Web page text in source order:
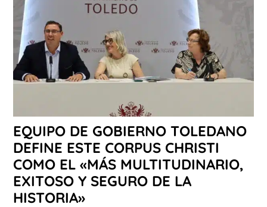
EQUIPO DE GOBIERNO TOLEDANO
DEFINE ESTE CORPUS CHRISTI
COMO EL «MÁS MULTITUDINARIO,
EXITOSO Y SEGURO DE LA
HISTORIA»